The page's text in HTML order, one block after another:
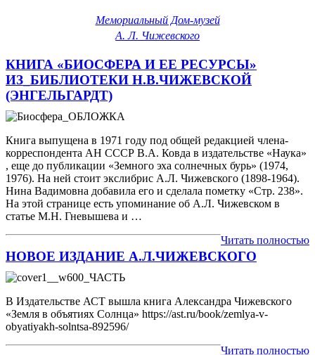
Мемориальный Дом-музей
А. Л. Чижевского
КНИГА «БИОСФЕРА И ЕЕ РЕСУРСЫ»
ИЗ_БИБЛИОТЕКИ Н.В.ЧИЖЕВСКОЙ
(ЭНГЕЛЬГАРДТ)
Книга выпущена в 1971 году под общей редакцией члена-
корреспондента АН СССР В.А. Ковда в издательстве «Наука»
, еще до публикации «Земного эха солнечных бурь» (1974,
1976). На ней стоит экслибрис А.Л. Чижевского (1898-1964).
Нина Вадимовна добавила его и сделала пометку «Стр. 238».
На этой странице есть упоминание об А.Л. Чижевском в
статье М.Н. Гневышева и …
Читать полностью
НОВОЕ ИЗДАНИЕ А.Л.ЧИЖЕВСКОГО
В Издательстве АСТ вышла книга Александра Чижевского
«Земля в объятиях Солнца» https://ast.ru/book/zemlya-v-
obyatiyakh-solntsa-892596/
Читать полностью